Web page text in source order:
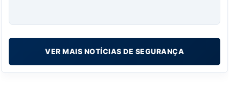
VER MAIS NOTÍCIAS DE SEGURANÇA